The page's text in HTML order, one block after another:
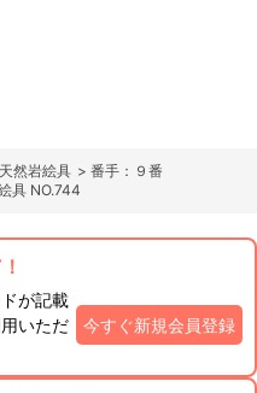
然岩絵具 > 番手：９番
具 NO.744
が記載
いただ
今すぐ新規会員登録